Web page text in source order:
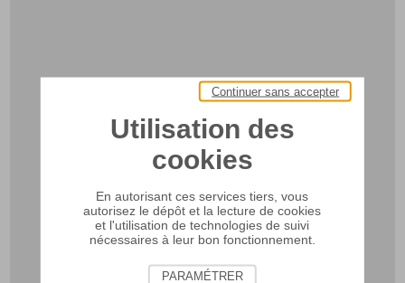
Utilisation des
cookies
En autorisant ces services tiers, vous
autorisez le dépôt et la lecture de cookies
et l'utilisation de technologies de suivi
nécessaires à leur bon fonctionnement.
Continuer sans accepter
PARAMÉTRER